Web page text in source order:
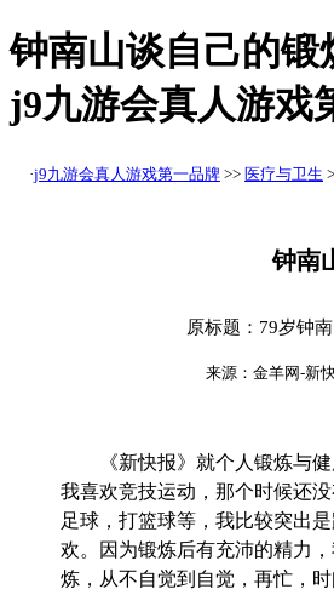
钟南山谈自己的
j9九游会真人游戏
·j9九游会真人游戏第一品牌 >> 医疗与卫生
钟南
原标题：79岁钟
来源：金羊网-新
《新快报》就个人锻炼与健
我喜欢竞技运动，那个时候还
足球，打篮球等，我比较突出
欢。因为锻炼后有充沛的精力
炼，从不自觉到自觉，再忙，